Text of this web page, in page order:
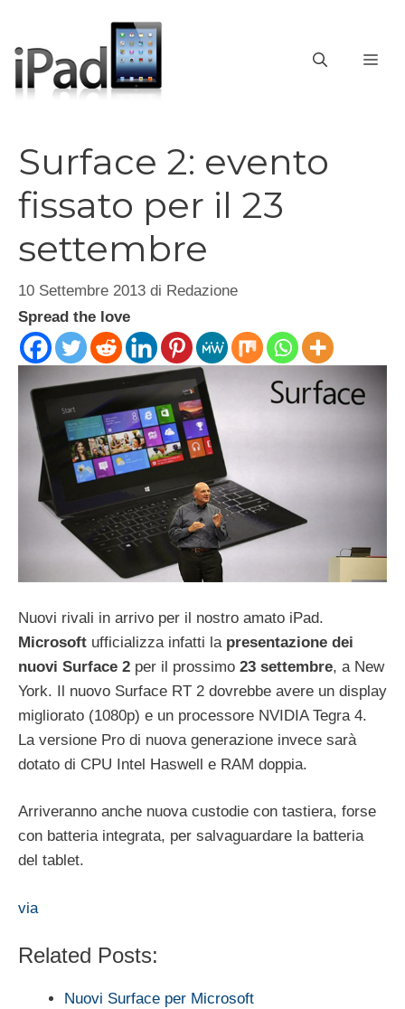
contenuto
Surface 2: evento
fissato per il 23
settembre
10 Settembre 2013 di Redazione
Spread the love
Nuovi rivali in arrivo per il nostro amato iPad.
Microsoft ufficializza infatti la presentazione dei
nuovi Surface 2 per il prossimo 23 settembre, a New
York. Il nuovo Surface RT 2 dovrebbe avere un display
migliorato (1080p) e un processore NVIDIA Tegra 4.
La versione Pro di nuova generazione invece sarà
dotato di CPU Intel Haswell e RAM doppia.
Arriveranno anche nuova custodie con tastiera, forse
con batteria integrata, per salvaguardare la batteria
del tablet.
via
Related Posts:
Nuovi Surface per Microsoft